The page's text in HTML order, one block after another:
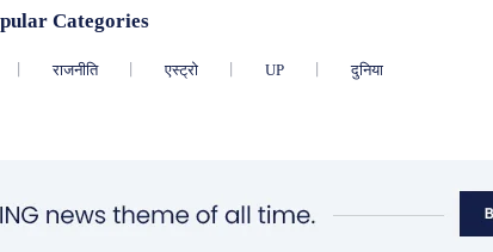
Categories
राजनीति एस्ट्रो UP दुनिया